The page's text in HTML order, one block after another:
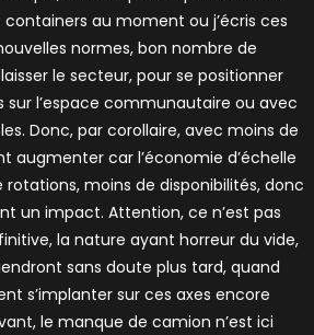
au moment ou j’écris ces
normes, bon nombre de
le secteur, pour se positionner
sur l’espace communautaire ou avec
Donc, par corollaire, avec moins de
augmenter car l’économie d’échelle
rotations, moins de disponibilités, donc
un impact. Attention, ce n’est pas
la nature ayant horreur du vide,
sans doute plus tard, quand
s’implanter sur ces axes encore
le manque de camion n’est ici